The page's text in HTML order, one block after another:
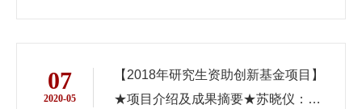
07
2020-05
【2018年研究生资助创新基金项目】
★项目介绍及成果摘要★苏晓仪：